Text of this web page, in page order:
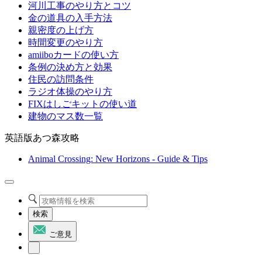
河川工事のやり方とコツ
金の道具の入手方法
親密度の上げ方
時間変更のやり方
amiiboカードの使い方
条例の決め方と効果
住民の訪問条件
ラジオ体操のやり方
FIXはしごキットの使い道
建物のマス数一覧
英語版あつ森攻略
Animal Crossing: New Horizons - Guide & Tips
検索
ご意見